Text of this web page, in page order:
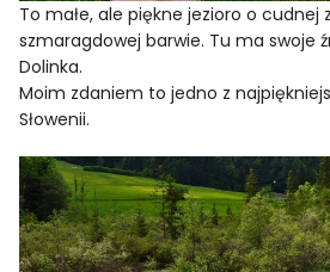
To małe, ale piękne jezioro o cudnej
szmaragdowej barwie. Tu ma swoje
Dolinka.
Moim zdaniem to jedno z
Słowenii.